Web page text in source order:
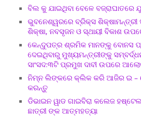
ବିଲ କୁ ଯାଇଥିବା ବେଳେ ବଜ୍ରାଘାତରେ
ଭୁବନେଶ୍ୱରରେ ବ୍ରିକ୍ସ ଶିକ୍ଷାମନ୍ତ୍ରୀ
ଶିକ୍ଷା, ନବସୃଜନ ଓ ସ୍ଥାୟୀ ବିକାଶ
କେନ୍ଦୁପତ୍ର ଶ୍ରମିକ ମାନଙ୍କୁ ବୋନସ
ଦେଇଥିବାରୁ ମୁଖ୍ୟମନ୍ତ୍ରୀଙ୍କୁ
ସାଂସଦ:୩ଟି ପ୍ରମୁଖ ଦାବୀ ଉପରେ
ନିମ୍ନ ଲିଙ୍କରେ କ୍ଲିକ କରି ଆଜିର ଇ –
କରନ୍ତୁ
ଡିଭାଇନ ୱାଡ ଗାଇବିରା କଲେଜ ହଷ୍ଟେଲ
ଛାତ୍ରୀ ଙ୍କ ଆତ୍ମହତ୍ୟା